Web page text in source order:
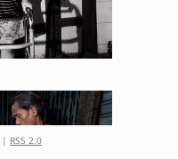
| RSS 2.0